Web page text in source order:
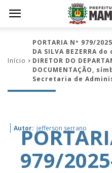
Início
PORTARIA Nº 979/
DA SILVA BEZERRA
DIRETOR DO
DOCUMENTAÇÃO,
Secretaria de
Autor: jefferson serrano
979/